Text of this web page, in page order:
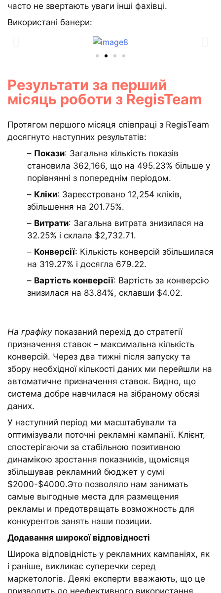
часто не звертають уваги інші фахівці.
Використані банери:
Результати за перший
місяць роботи з RegisTeam
Протягом першого місяця співпраці з RegisTeam
досягнуто наступних результатів:
– Покази: Загальна кількість показів
становила 362,166, що на 495.23% більше у
порівнянні з попереднім періодом.
– Кліки: Зареєстровано 12,254 кліків,
збільшення на 201.75%.
– Витрати: Загальна витрата знизилася на
32.25% і склала $2,732.71.
– Конверсії: Кількість конверсій збільшилася
на 319.27% ​​і досягла 679.22.
– Вартість конверсії: Вартість за конверсію
знизилася на 83.84%, склавши $4.02.
На графікупоказаний перехід до стратегії
призначення ставок – максимальна кількість
конверсій. Через два тижні після запуску та
збору необхідної кількості даних ми перейшли на
автоматичне призначення ставок. Видно, що
система добре навчилася на зібраному обсязі
даних.
У наступний період ми масштабували та
оптимізували поточні рекламні кампанії. Клієнт,
спостерігаючи за стабільною позитивною
динамікою зростання показників, щомісяця
збільшував рекламний бюджет у сумі
$2000-$4000.Это позволяло нам занимать
самые выгодные места для размещения
рекламы и предотвращать возможность для
конкурентов занять наши позиции.
Додавання широкої відповідності
Широка відповідність у рекламних кампаніях, як
і раніше, викликає суперечки серед
маркетологів. Деякі експерти вважають, що це
призводить до неефективного використання